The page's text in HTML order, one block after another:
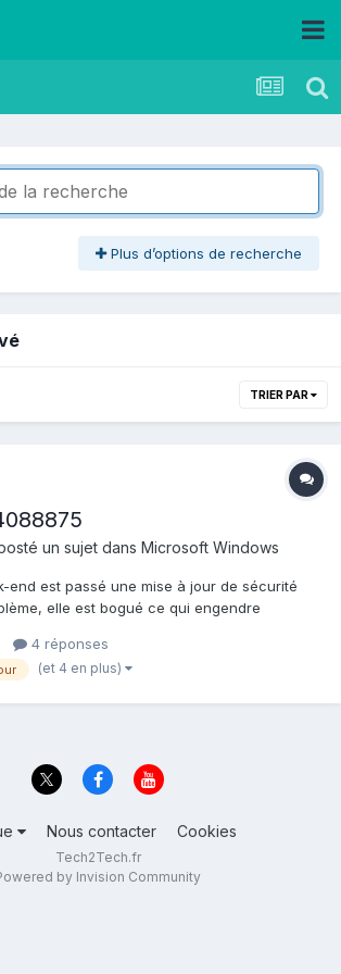
Plus d’options de recherche
TRIER PAR
un sujet dans Microsoft Windows
end est passé une mise à jour de sécurité
elle est bogué ce qui engendre
fr-fr/help/4088875/windows-7-
4 réponses
(et 4 en plus)
Nous contacter Cookies
Tech2Tech.fr
by Invision Community